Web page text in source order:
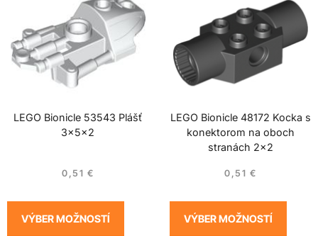
LEGO Bionicle 53543 Plášť
3x5x2
0,51 €
VÝBER MOŽNOSTÍ
LEGO Bionicle 48172 Kocka s
konektorom na oboch
stranách 2×2
0,51 €
VÝBER MOŽNOSTÍ